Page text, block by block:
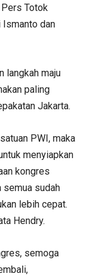
Totok
Ismanto dan
langkah maju
paling
Jakarta.
PWI, maka
menyiapkan
kongres
semua sudah
lebih cepat.
Hendry.
semoga